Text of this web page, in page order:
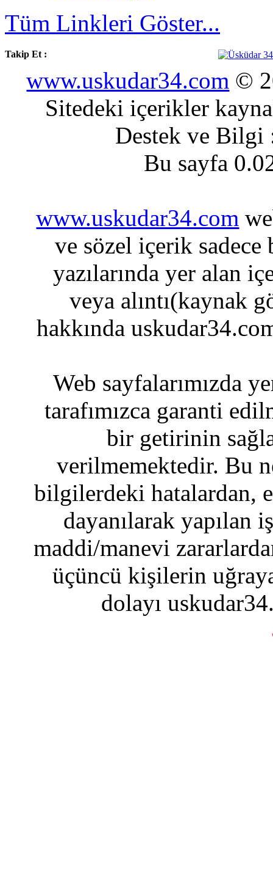
Tüm Linkleri Göster...
Takip Et :
www.uskudar34.com ©
Sitedeki içerikler
Destek ve
Bu sayfa
www.uskudar34.com
ve sözel içerik sadece
yazılarında yer alan
veya alıntı(kaynak
hakkında
Web sayfalarımızda
tarafımızca garanti
bir getirinin
verilmemektedir. Bu
bilgilerdeki hatalardan,
dayanılarak yapılan
maddi/manevi
üçüncü kişilerin
dolayı